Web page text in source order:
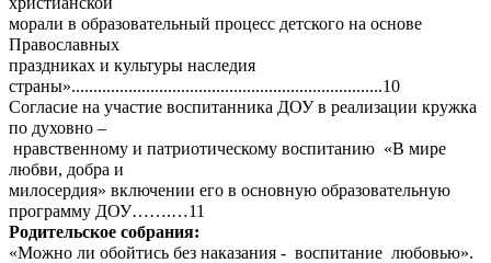
морали в образовательный процесс детского на основе
Православных
праздниках и культуры наследия
страны».......................................................................10
Согласие на участие воспитанника ДОУ в реализации кружка
по духовно –
нравственному и патриотическому воспитанию «В мире
любви, добра и
милосердия» включении его в основную образовательную
программу ДОУ…….…11
Родительское собрания:
«Можно ли обойтись без наказания - воспитание любовью».